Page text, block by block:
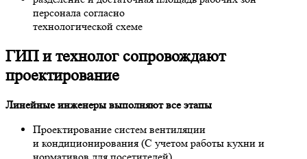
персонала согласно
технологической схеме
ГИП и технолог сопровождают
проектирование
Линейные инженеры выполняют все этапы
Проектирование систем вентиляции
и кондиционирования (С учетом работы кухни и